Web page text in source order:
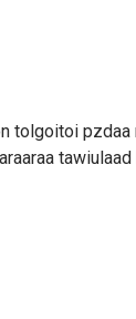
tolgoitoi pzdaa